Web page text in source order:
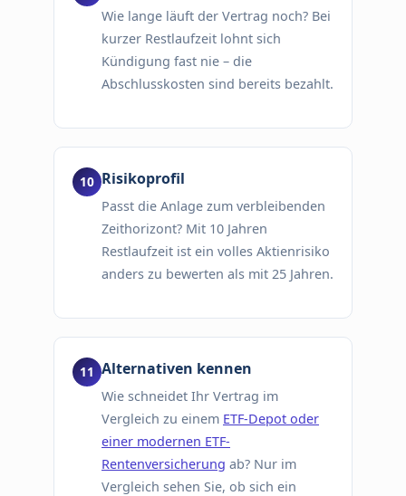
Wie lange läuft der Vertrag noch? Bei
kurzer Restlaufzeit lohnt sich
Kündigung fast nie – die
Abschlusskosten sind bereits bezahlt.
Risikoprofil
Passt die Anlage zum verbleibenden
Zeithorizont? Mit 10 Jahren
Restlaufzeit ist ein volles Aktienrisiko
anders zu bewerten als mit 25 Jahren.
Alternativen kennen
Wie schneidet Ihr Vertrag im
Vergleich zu einem ETF-Depot oder
einer modernen ETF-
Rentenversicherung ab? Nur im
Vergleich sehen Sie, ob sich ein